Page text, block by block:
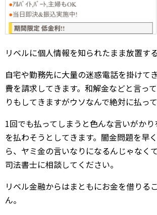
リベルに個人情報を知られたまま放置す
自宅や勤務先に大量の迷惑電話を掛けて
費を請求してきます。和解金などと言っ
りもしてきますがウソなんで絶対に払っ
1回でも払ってしまうと色んな言いがか
を払わそうとしてきます。闇金問題を早
ら、ヤミ金の言いなりになるんじゃなく
司法書士に相談してください。
リベル金融からはまともにお金を借りる
ん。